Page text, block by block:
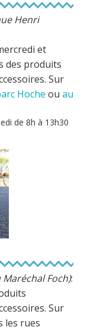
Henri
et
des produits
Sur
Hoche ou au
de 8h à 13h30
Maréchal Foch):
Sur
les rues